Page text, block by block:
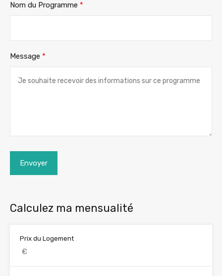
Nom du Programme *
Message *
Envoyer
Calculez ma mensualité
Prix du Logement